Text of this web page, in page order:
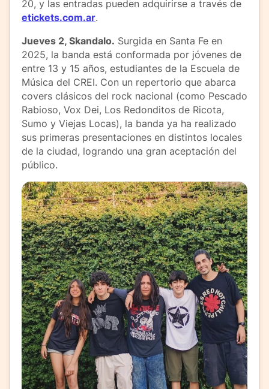
20, y las entradas pueden adquirirse a través de
etickets.com.ar.
Jueves 2, Skandalo. Surgida en Santa Fe en
2025, la banda está conformada por jóvenes de
entre 13 y 15 años, estudiantes de la Escuela de
Música del CREI. Con un repertorio que abarca
covers clásicos del rock nacional (como Pescado
Rabioso, Vox Dei, Los Redonditos de Ricota,
Sumo y Viejas Locas), la banda ya ha realizado
sus primeras presentaciones en distintos locales
de la ciudad, logrando una gran aceptación del
público.